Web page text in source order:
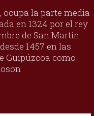
la parte media
en 1324 por el rey
de San Martín
1457 en las
Guipúzcoa como